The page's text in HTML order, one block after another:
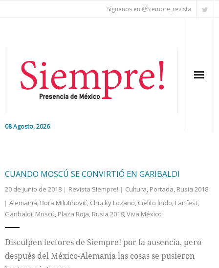
Síguenos en @Siempre_revista
08 Agosto, 2026
Nacional
Colaboradores
Internacional
Cultura
CUANDO MOSCÚ SE CONVIRTIÓ EN GARIBALDI
20 de junio de 2018 Revista Siempre! Cultura, Portada, Rusia 2018
Alemania, Bora Milutinović, Chucky Lozano, Cielito lindo, Fanfest,
Garibaldi, Moscú, Plaza Roja, Rusia 2018,Viva México
Disculpen lectores de Siempre! por la ausencia, pero
después del México-Alemania las cosas se pusieron